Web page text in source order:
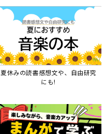
夏休みの読書感想文や、自由研究
にも!